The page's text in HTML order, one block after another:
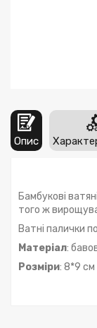
Опис
Бамбукові
того ж
Ватні палички
Матеріал:
Розміри: 8*9 см